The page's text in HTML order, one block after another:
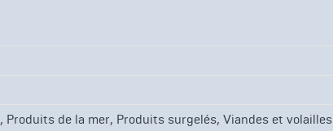
, Produits de la mer, Produits surgelés, Viandes et volailles